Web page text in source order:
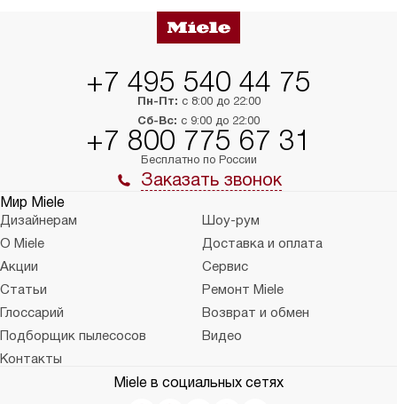
+7 495 540 44 75
Пн-Пт: с 8:00 до 22:00
Сб-Вс: с 9:00 до 22:00
+7 800 775 67 31
Бесплатно по России
Заказать звонок
Мир Miele
Дизайнерам
Шоу-рум
О Miele
Доставка и оплата
Акции
Сервис
Статьи
Ремонт Miele
Глоссарий
Возврат и обмен
Подборщик пылесосов
Видео
Контакты
Miele в социальных сетях